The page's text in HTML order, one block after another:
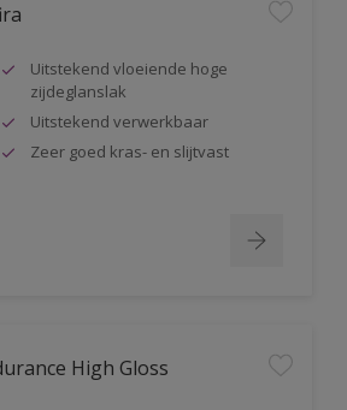
Uitstekend vloeiende hoge
zijdeglanslak
Uitstekend verwerkbaar
Zeer goed kras- en slijtvast
High Gloss